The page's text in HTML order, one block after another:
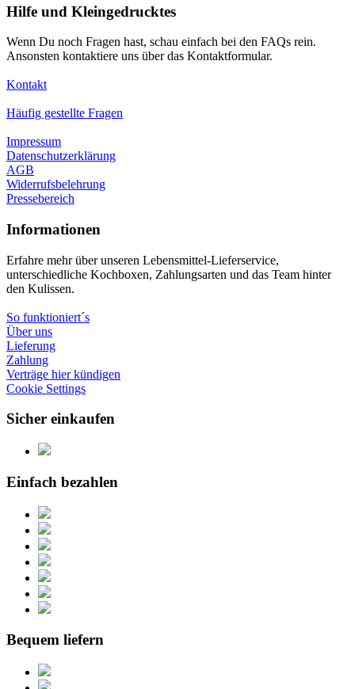
Hilfe und Kleingedrucktes
Wenn Du noch Fragen hast, schau einfach bei den FAQs rein.
Ansonsten kontaktiere uns über das Kontaktformular.
Kontakt
Häufig gestellte Fragen
Impressum
Datenschutzerklärung
AGB
Widerrufsbelehrung
Pressebereich
Informationen
Erfahre mehr über unseren Lebensmittel-Lieferservice,
unterschiedliche Kochboxen, Zahlungsarten und das Team hinter
den Kulissen.
So funktioniert´s
Über uns
Lieferung
Zahlung
Verträge hier kündigen
Cookie Settings
Sicher einkaufen
Einfach bezahlen
Bequem liefern